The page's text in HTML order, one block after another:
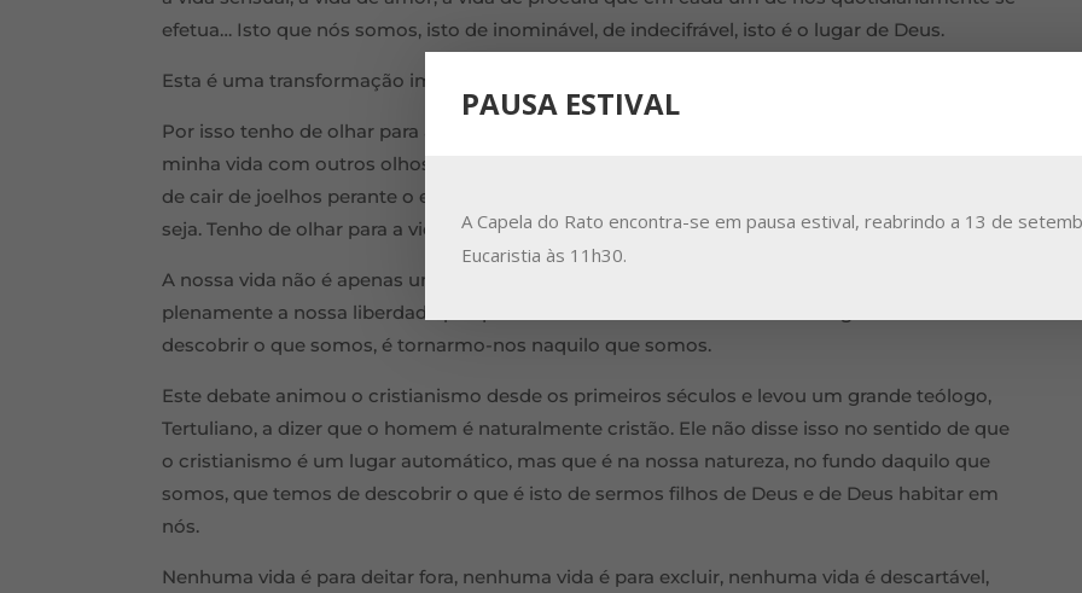
efetua… Isto que nós somos, isto de inominável, de indecifrável, isto é o lugar de Deus.
Esta é uma transformação imensa que o cristianismo operou.
Por isso tenho de olhar para a minha vida como um lugar sagrado; tenho de olhar para a
minha vida com outros olhos, com outra esperança, porventura com outra veneração. Tenho
de cair de joelhos perante o espetáculo desabalado e divino que é a vida, por mais frágil que
seja. Tenho de olhar para a vida com um coração diferente, um coração novo.
A nossa vida não é apenas um instrumento. Não estamos escravizados a nada; vivemos
plenamente a nossa liberdade porque Deus está em nós. Por isso a nossa grande tarefa é
descobrir o que somos, é tornarmo-nos naquilo que somos.
Este debate animou o cristianismo desde os primeiros séculos e levou um grande teólogo,
Tertuliano, a dizer que o homem é naturalmente cristão. Ele não disse isso no sentido de que
o cristianismo é um lugar automático, mas que é na nossa natureza, no fundo daquilo que
somos, que temos de descobrir o que é isto de sermos filhos de Deus e de Deus habitar em
nós.
Nenhuma vida é para deitar fora, nenhuma vida é para excluir, nenhuma vida é descartável,
PAUSA ESTIVAL
A Capela do Rato encontra-se em pausa estival, reabrindo a 13 de
Eucaristia às 11h30.